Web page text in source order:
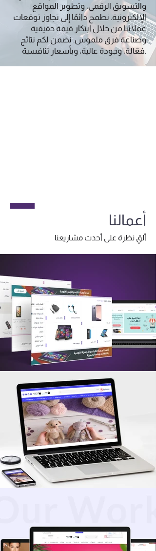
والتسويق الرقمي، وتطوير المواقع
الإلكترونية. نطمح دائمًا إلى تجاوز توقعات
عملائنا من خلال ابتكار قيمة حقيقية
وصناعة فرق ملموس.نضمن لكم نتائج
فعّالة، وجودة عالية، وبأسعار تنافسية.
أعمالنا
ألقِ نظرة على أحدث مشاريعنا